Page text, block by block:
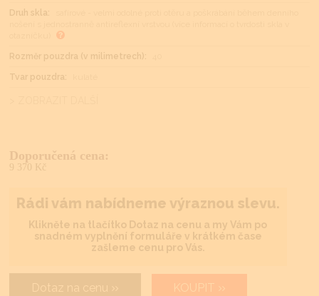
Druh skla:
Rozměr pouzdra (v milimetrech):
Tvar pouzdra:
Doporučená cena:
9 370 Kč
Rádi vám nabídneme výraznou slevu.
Klikněte na tlačítko Dotaz na cenu a my Vám po
snadném vyplnění formuláře v krátkém čase
zašleme cenu pro Vás.
KOUPIT